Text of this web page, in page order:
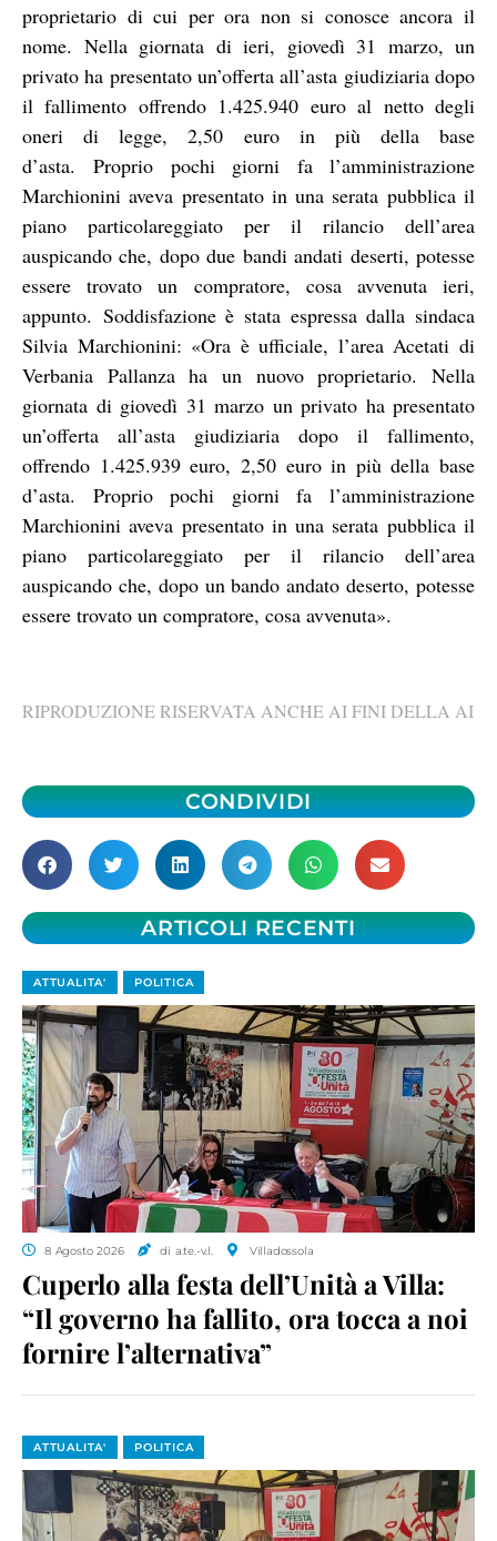
proprietario di cui per ora non si conosce ancora il
nome. Nella giornata di ieri, giovedì 31 marzo, un
privato ha presentato un’offerta all’asta giudiziaria dopo
il fallimento offrendo 1.425.940 euro al netto degli
oneri di legge, 2,50 euro in più della base
d’asta.Proprio pochi giorni fa l’amministrazione
Marchionini aveva presentato in una serata pubblica il
piano particolareggiato per il rilancio dell’area
auspicando che, dopo due bandi andati deserti, potesse
essere trovato un compratore, cosa avvenuta ieri,
appunto. Soddisfazione è stata espressa dalla sindaca
Silvia Marchionini: «Ora è ufficiale, l’area Acetati di
Verbania Pallanza ha un nuovo proprietario. Nella
giornata di giovedì 31 marzo un privato ha presentato
un’offerta all’asta giudiziaria dopo il fallimento,
offrendo 1.425.939 euro, 2,50 euro in più della base
d’asta. Proprio pochi giorni fa l’amministrazione
Marchionini aveva presentato in una serata pubblica il
piano particolareggiato per il rilancio dell’area
auspicando che, dopo un bando andato deserto, potesse
essere trovato un compratore, cosa avvenuta».
RIPRODUZIONE RISERVATA ANCHE AI FINI DELLA AI
CONDIVIDI
ARTICOLI RECENTI
ATTUALITA' POLITICA
8 Agosto 2026 di a.te.-v.l. Villadossola
Cuperlo alla festa dell’Unità a Villa:
“Il governo ha fallito, ora tocca a noi
fornire l’alternativa”
ATTUALITA' POLITICA